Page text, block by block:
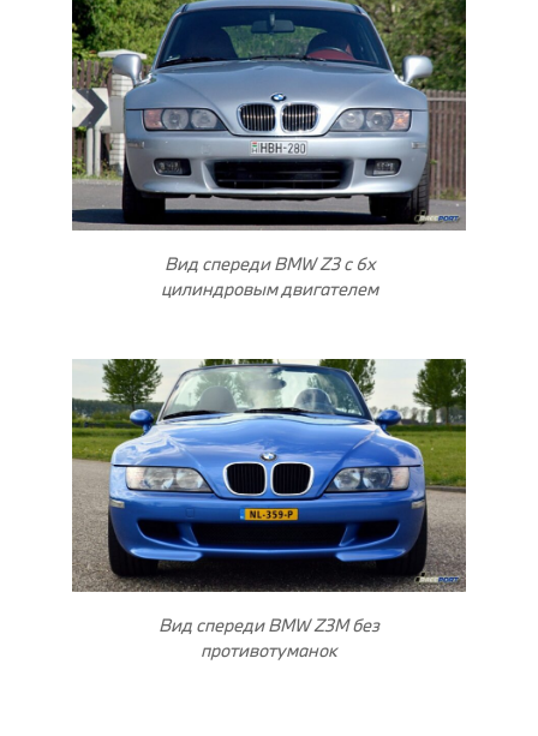
Вид спереди BMW Z3 с 6х
цилиндровым двигателем
Вид спереди BMW Z3M без
противотуманок